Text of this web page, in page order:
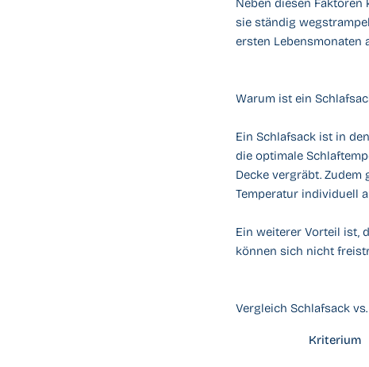
Neben diesen
sie ständig
ersten Lebensmonaten
Warum ist ein
Ein Schlafsack ist in
die optimale
Decke vergräbt. Zudem
Temperatur individuell
Ein weiterer Vorteil ist,
können sich nicht
Vergleich Schlafsack
Kriterium